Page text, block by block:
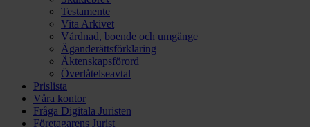
Testamente
Vita Arkivet
Vårdnad, boende och umgänge
Äganderättsförklaring
Äktenskapsförord
Överlåtelseavtal
Prislista
Våra kontor
Fråga Digitala Juristen
Företagarens Jurist